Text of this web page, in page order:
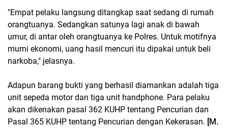
"Empat pelaku langsung ditangkap saat sedang di rumah
orangtuanya. Sedangkan satunya lagi anak di bawah
umur, di antar oleh orangtuanya ke Polres. Untuk motifnya
murni ekonomi, uang hasil mencuri itu dipakai untuk beli
narkoba," jelasnya.
Adapun barang bukti yang berhasil diamankan adalah tiga
unit sepeda motor dan tiga unit handphone. Para pelaku
akan dikenakan pasal 362 KUHP tentang Pencurian dan
Pasal 365 KUHP tentang Pencurian dengan Kekerasan. [M.